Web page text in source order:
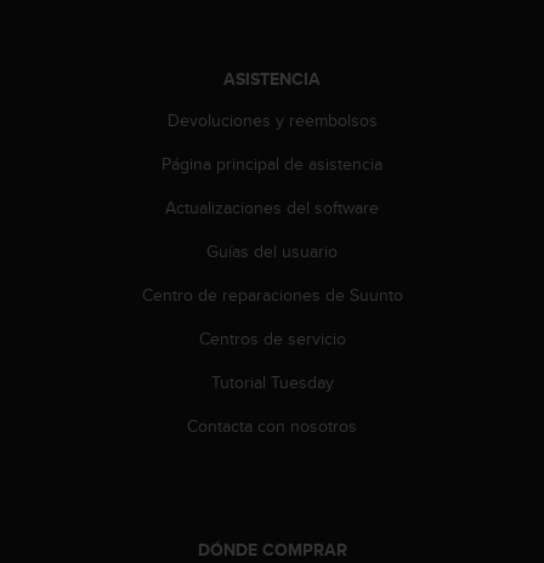
ASISTENCIA
Devoluciones y reembolsos
Página principal de asistencia
Actualizaciones del software
Guías del usuario
Centro de reparaciones de Suunto
Centros de servicio
Tutorial Tuesday
Contacta con nosotros
DÓNDE COMPRAR